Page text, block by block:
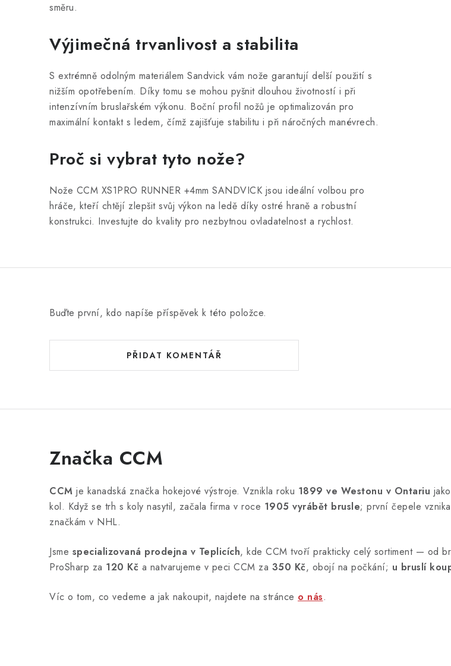
směru.
Výjimečná trvanlivost a stabilita
S extrémně odolným materiálem Sandvick vám nože garantují delší použití s
nižším opotřebením. Díky tomu se mohou pyšnit dlouhou životností i při
intenzívním bruslařském výkonu. Boční profil nožů je optimalizován pro
maximální kontakt s ledem, čímž zajišťuje stabilitu i při náročných manévrech.
Proč si vybrat tyto nože?
Nože CCM XS1PRO RUNNER +4mm SANDVICK jsou ideální volbou pro
hráče, kteří chtějí zlepšit svůj výkon na ledě díky ostré hraně a robustní
konstrukci. Investujte do kvality pro nezbytnou ovladatelnost a rychlost.
Buďte první, kdo napíše příspěvek k této položce.
PŘIDAT KOMENTÁŘ
Značka CCM
CCM je kanadská značka hokejové výstroje. Vznikla roku 1899 ve Westonu v Ontariu jako
kol. Když se trh s koly nasytil, začala firma v roce 1905 vyrábět brusle; první čepele
značkám v NHL.
Jsme specializovaná prodejna v Teplicích, kde CCM tvoří prakticky celý sortiment — od
ProSharp za 120 Kč a natvarujeme v peci CCM za 350 Kč, obojí na počkání; u bruslí
Víc o tom, co vedeme a jak nakoupit, najdete na stránce o nás.